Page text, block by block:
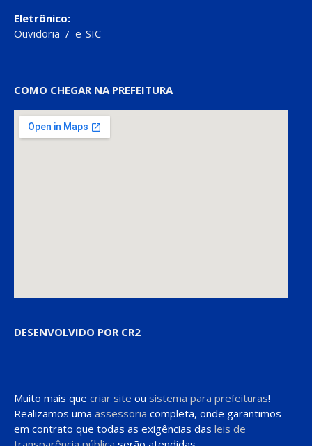
Eletrônico:
Ouvidoria / e-SIC
COMO CHEGAR NA PREFEITURA
DESENVOLVIDO POR CR2
Muito mais que criar site ou sistema para prefeituras!
Realizamos uma assessoria completa, onde garantimos
em contrato que todas as exigências das leis de